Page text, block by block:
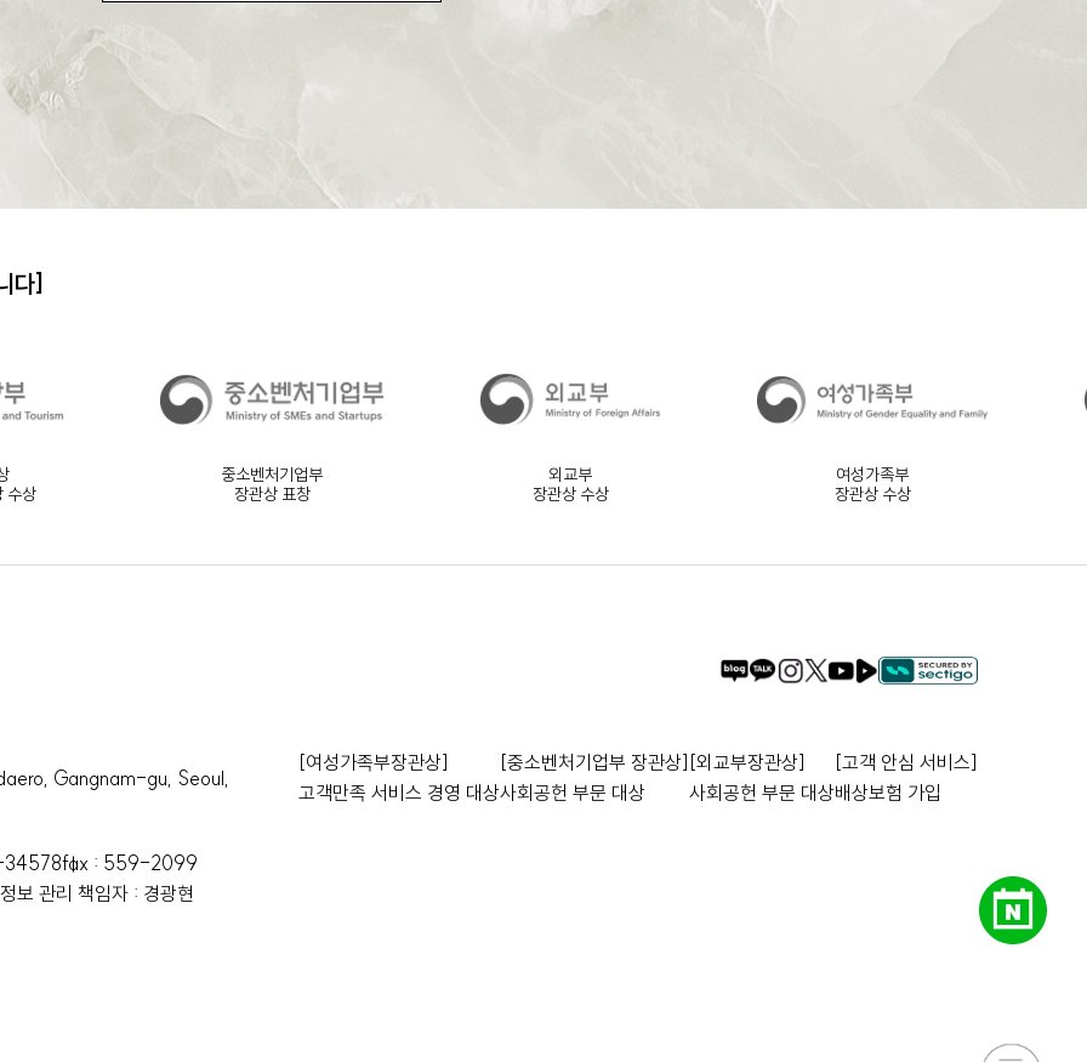
다]
수상
중소벤처기업부
장관상 표창
외교부
장관상 수상
여성가족부
장관상 수상
Gangnam-gu, Seoul,
34578fax : 559-2099
보 관리 책임자 : 경광현
[여성가족부장관상]
고객만족 서비스 경영 대상
[중소벤처기업부 장관상]
사회공헌 부문 대상
[외교부장관상]
사회공헌 부문 대상
[고객 안심 서비스]
배상보험 가입